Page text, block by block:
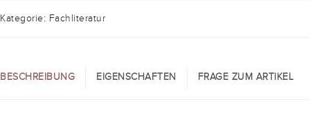
Kategorie: Fachliteratur
BESCHREIBUNG EIGENSCHAFTEN FRAGE ZUM ARTIKEL